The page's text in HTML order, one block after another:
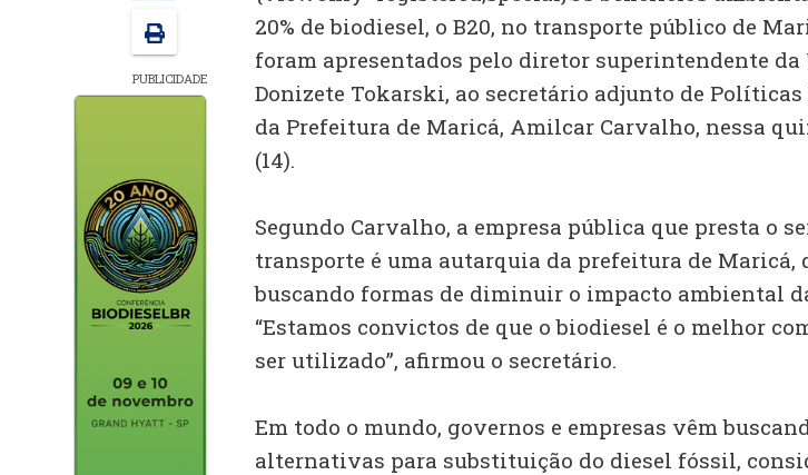
PUBLICIDADE
20% de biodiesel, o B20, no transporte público de
foram apresentados pelo diretor superintendente da
Donizete Tokarski, ao secretário adjunto de Políticas
da Prefeitura de Maricá, Amilcar Carvalho, nessa
(14).
Segundo Carvalho, a empresa pública que presta o
transporte é uma autarquia da prefeitura de Maricá,
buscando formas de diminuir o impacto ambiental
“Estamos convictos de que o biodiesel é o melhor
ser utilizado”, afirmou o secretário.
Em todo o mundo, governos e empresas vêm
alternativas para substituição do diesel fóssil,